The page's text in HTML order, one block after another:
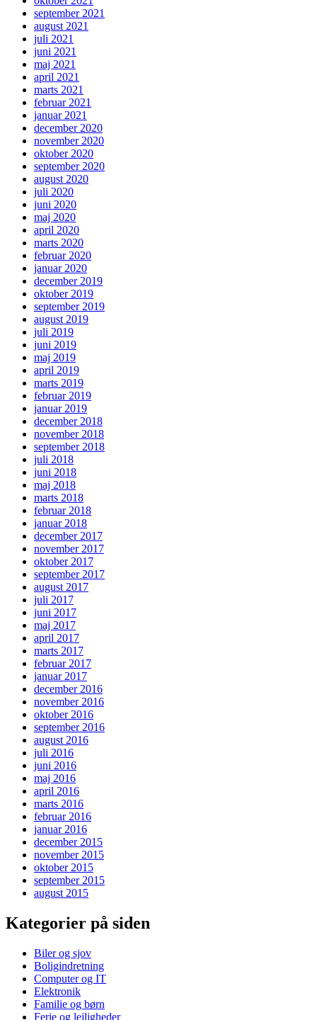
september 2021
august 2021
juli 2021
juni 2021
maj 2021
april 2021
marts 2021
februar 2021
januar 2021
december 2020
november 2020
oktober 2020
september 2020
august 2020
juli 2020
juni 2020
maj 2020
april 2020
marts 2020
februar 2020
januar 2020
december 2019
oktober 2019
september 2019
august 2019
juli 2019
juni 2019
maj 2019
april 2019
marts 2019
februar 2019
januar 2019
december 2018
november 2018
september 2018
juli 2018
juni 2018
maj 2018
marts 2018
februar 2018
januar 2018
december 2017
november 2017
oktober 2017
september 2017
august 2017
juli 2017
juni 2017
maj 2017
april 2017
marts 2017
februar 2017
januar 2017
december 2016
november 2016
oktober 2016
september 2016
august 2016
juli 2016
juni 2016
maj 2016
april 2016
marts 2016
februar 2016
januar 2016
december 2015
november 2015
oktober 2015
september 2015
august 2015
Kategorier på siden
Biler og sjov
Boligindretning
Computer og IT
Elektronik
Familie og børn
Ferie og lejligheder